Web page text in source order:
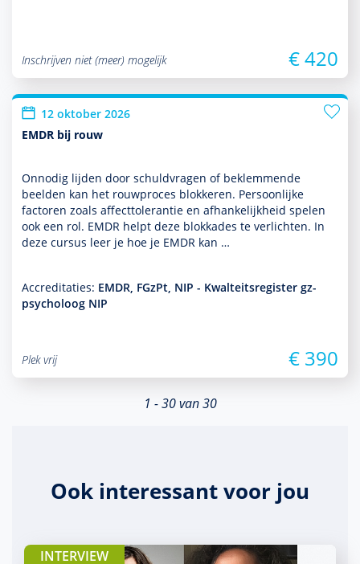
Inschrijven niet (meer) mogelijk € 420
12 oktober 2026
EMDR bij rouw
Onnodig lijden door schuldvragen of beklemmende
beelden kan het rouwproces blokkeren. Persoonlijke
factoren zoals affecttolerantie en afhankelijkheid spelen
ook een rol. EMDR helpt deze blokkades te verlichten. In
deze cursus leer je hoe je EMDR kan …
Accreditaties: EMDR, FGzPt, NIP - Kwalteitsregister gz-
psycholoog NIP
Plek vrij € 390
1 - 30 van 30
Ook interessant voor jou
INTERVIEW